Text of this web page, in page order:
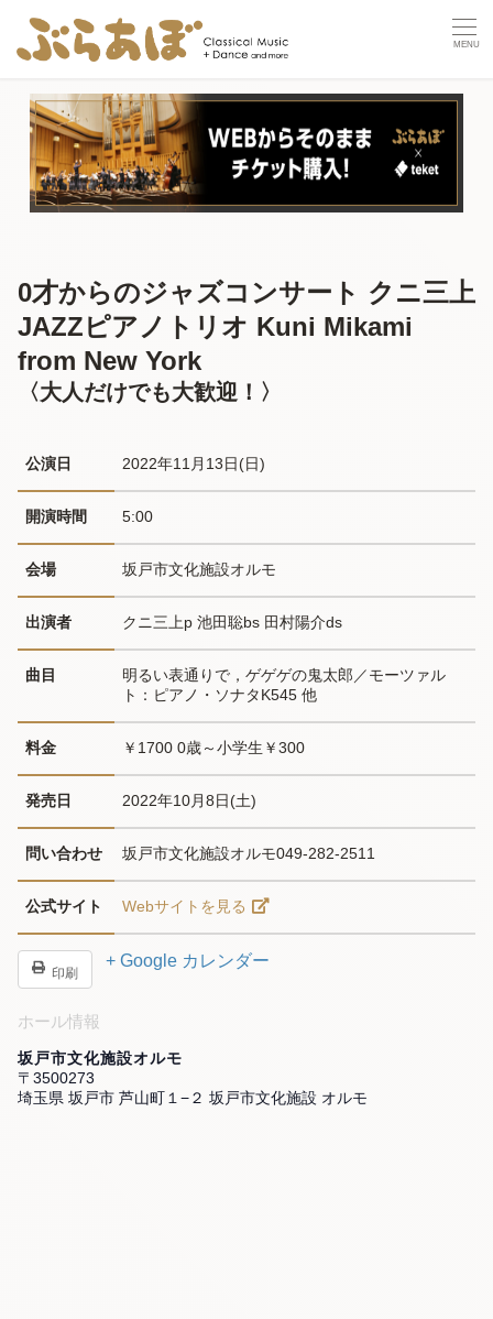
0才からのジャズコンサート クニ三上
JAZZピアノトリオ Kuni Mikami
from New York
〈大人だけでも大歓迎！〉
公演日 2022年11月13日(日)
開演時間 5:00
会場 坂戸市文化施設オルモ
出演者 クニ三上p 池田聡bs 田村陽介ds
曲目
明るい表通りで，ゲゲゲの鬼太郎／モーツァル
ト：ピアノ・ソナタK545 他
料金 ￥1700 0歳～小学生￥300
発売日 2022年10月8日(土)
問い合わせ 坂戸市文化施設オルモ049-282-2511
公式サイト Webサイトを見る
印刷
+ Google カレンダー
ホール情報
坂戸市文化施設オルモ
〒3500273
埼玉県 坂戸市 芦山町１−２ 坂戸市文化施設 オルモ